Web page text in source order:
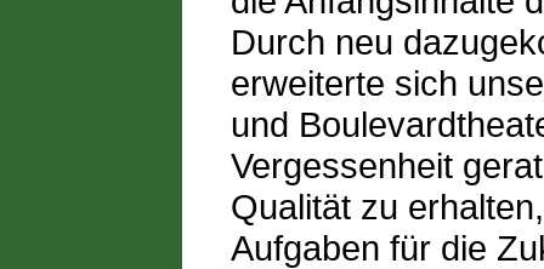
Durch neu
erweiterte sich
und
Vergessenheit
Qualität zu
Aufgaben für die